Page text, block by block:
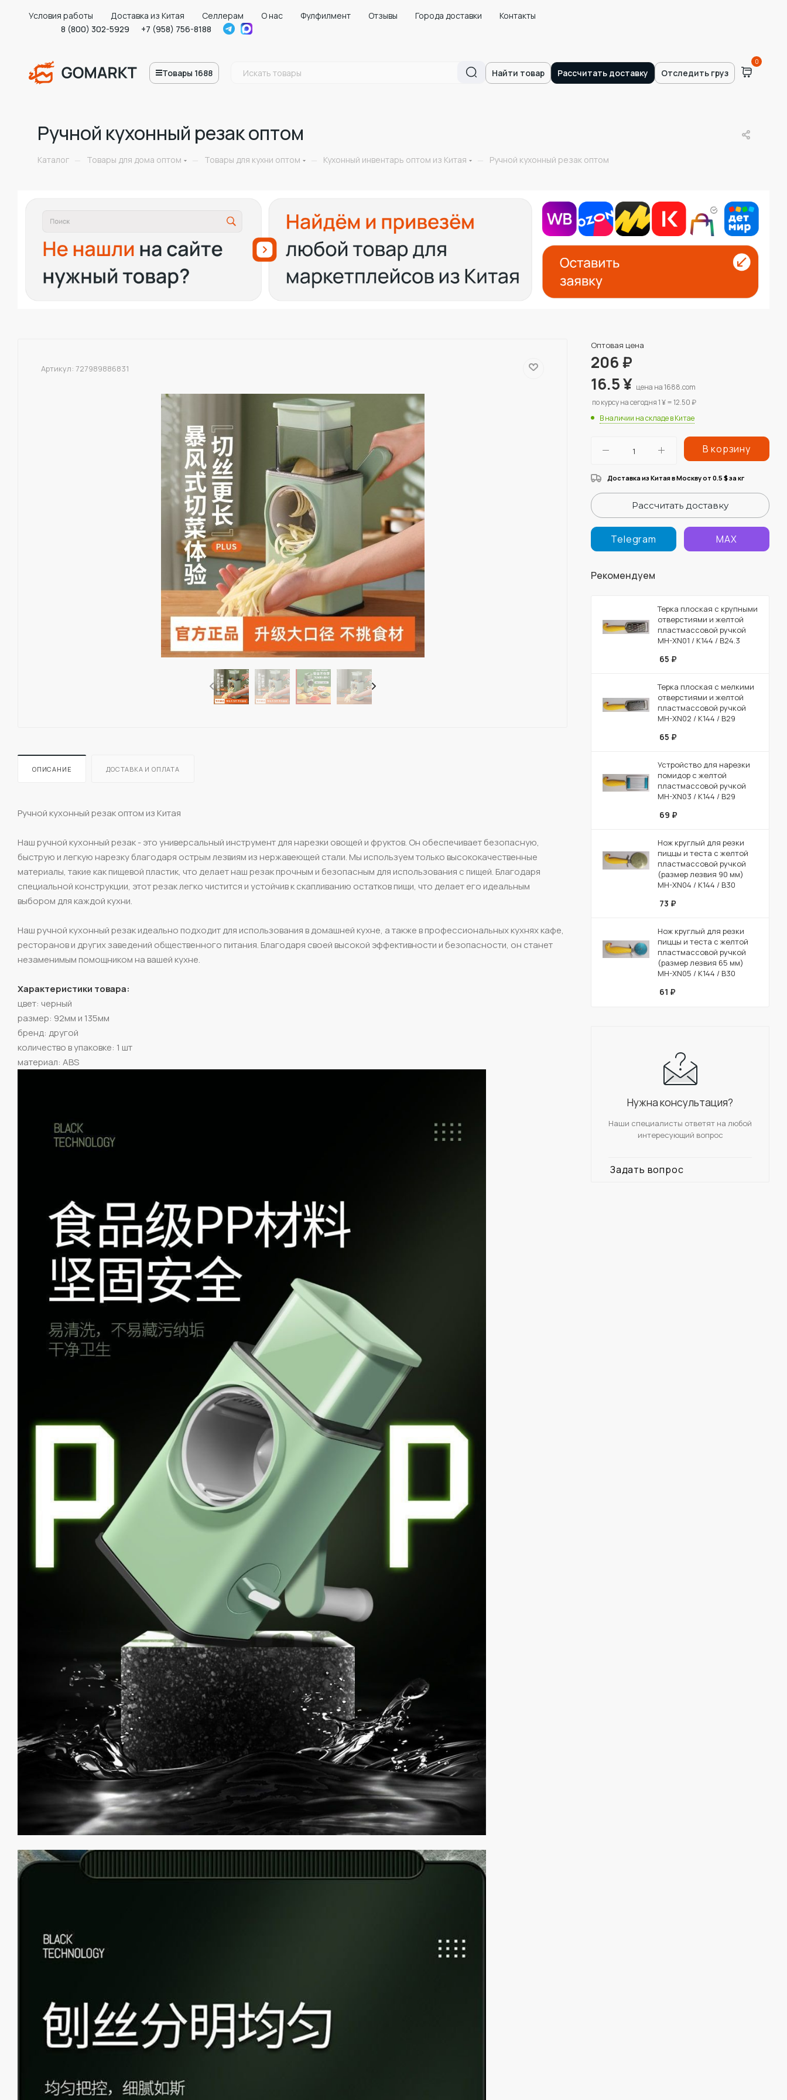
Условия работы Доставка из Китая Селлерам О нас Фулфилмент Отзывы Города доставки
Контакты
8 (800) 302-5929
+7 (958) 756-8188
Товары 1688 Найти товар Рассчитать доставку Отследить груз
0
Ручной кухонный резак оптом
Каталог — Товары для дома оптом — Товары для кухни оптом — Кухонный инвентарь оптом из Китая — Ручной кухонный резак оптом
Артикул: 727989886831
ОПИСАНИЕ ДОСТАВКА И ОПЛАТА
Ручной кухонный резак оптом из Китая
Наш ручной кухонный резак - это универсальный инструмент для нарезки овощей и фруктов. Он обеспечивает безопасную,
быструю и легкую нарезку благодаря острым лезвиям из нержавеющей стали. Мы используем только высококачественные
материалы, такие как пищевой пластик, что делает наш резак прочным и безопасным для использования с пищей. Благодаря
специальной конструкции, этот резак легко чистится и устойчив к скапливанию остатков пищи, что делает его идеальным
выбором для каждой кухни.
Наш ручной кухонный резак идеально подходит для использования в домашней кухне, а также в профессиональных кухнях кафе,
ресторанов и других заведений общественного питания. Благодаря своей высокой эффективности и безопасности, он станет
незаменимым помощником на вашей кухне.
Характеристики товара:
цвет: черный
размер: 92мм и 135мм
бренд: другой
количество в упаковке: 1 шт
материал: ABS
Оптовая цена
206₽
16.5¥ цена на 1688.com
по курсу на сегодня 1 ¥ = 12.50 ₽
В наличии на складе в Китае
В корзину
Доставка из Китая в Москву от 0.5 $за кг
Рассчитать доставку
Telegram MAX
Рекомендуем
Терка плоская с крупными
отверстиями и желтой
пластмассовой ручкой
MH-XN01 / К144 / B24.3
65 ₽
Терка плоская с мелкими
отверстиями и желтой
пластмассовой ручкой
MH-XN02 / К144 / B29
65 ₽
Устройство для нарезки
помидор с желтой
пластмассовой ручкой
MH-XN03 / К144 / B29
69 ₽
Нож круглый для резки
пиццы и теста с желтой
пластмассовой ручкой
(размер лезвия 90 мм)
MH-XN04 / К144 / B30
73 ₽
Нож круглый для резки
пиццы и теста с желтой
пластмассовой ручкой
(размер лезвия 65 мм)
MH-XN05 / К144 / B30
61 ₽
Нужна консультация?
Наши специалисты ответят на любой
интересующий вопрос
Задать вопрос